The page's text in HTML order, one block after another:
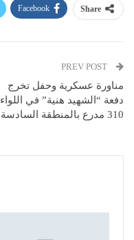
Share
Facebook
مناورة عسكرية وحفل تخرج
دفعة “الشهيد هنية” في اللواء
310 مدرع بالمنطقة السادسة